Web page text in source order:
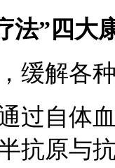
”四大
解各种
自体血
抗原与